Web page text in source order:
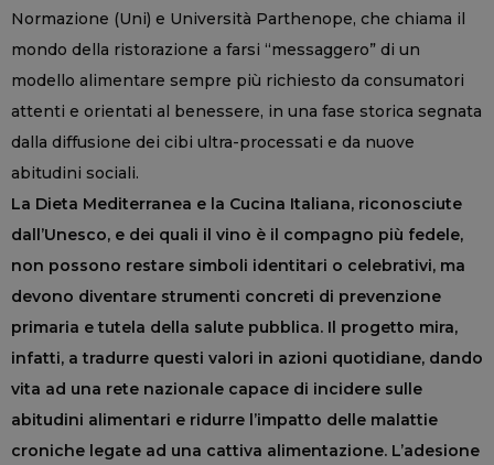
Normazione (Uni) e Università Parthenope, che chiama il
mondo della ristorazione a farsi “messaggero” di un
modello alimentare sempre più richiesto da consumatori
attenti e orientati al benessere, in una fase storica segnata
dalla diffusione dei cibi ultra-processati e da nuove
abitudini sociali.
La Dieta Mediterranea e la Cucina Italiana, riconosciute
dall’Unesco, e dei quali il vino è il compagno più fedele,
non possono restare simboli identitari o celebrativi, ma
devono diventare strumenti concreti di prevenzione
primaria e tutela della salute pubblica. Il progetto mira,
infatti, a tradurre questi valori in azioni quotidiane, dando
vita ad una rete nazionale capace di incidere sulle
abitudini alimentari e ridurre l’impatto delle malattie
croniche legate ad una cattiva alimentazione. L’adesione